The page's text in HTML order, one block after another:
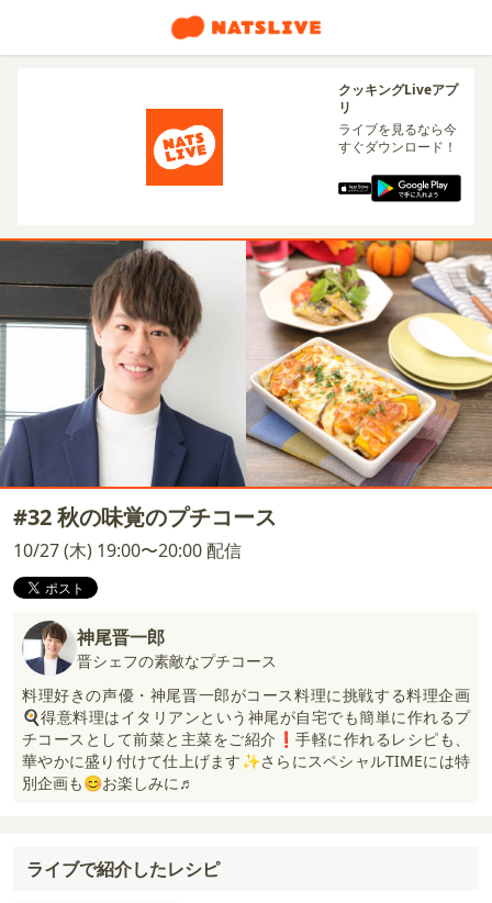
クッキングLiveアプ
リ
ライブを見るなら今
すぐダウンロード！
#32 秋の味覚のプチコース
10/27 (木) 19:00〜20:00 配信
神尾晋一郎
晋シェフの素敵なプチコース
料理好きの声優・神尾晋一郎がコース料理に挑戦する料理企画
🍳得意料理はイタリアンという神尾が自宅でも簡単に作れるプ
チコースとして前菜と主菜をご紹介❗手軽に作れるレシピも、
華やかに盛り付けて仕上げます✨さらにスペシャルTIMEには特
別企画も😊お楽しみに♬
ライブで紹介したレシピ